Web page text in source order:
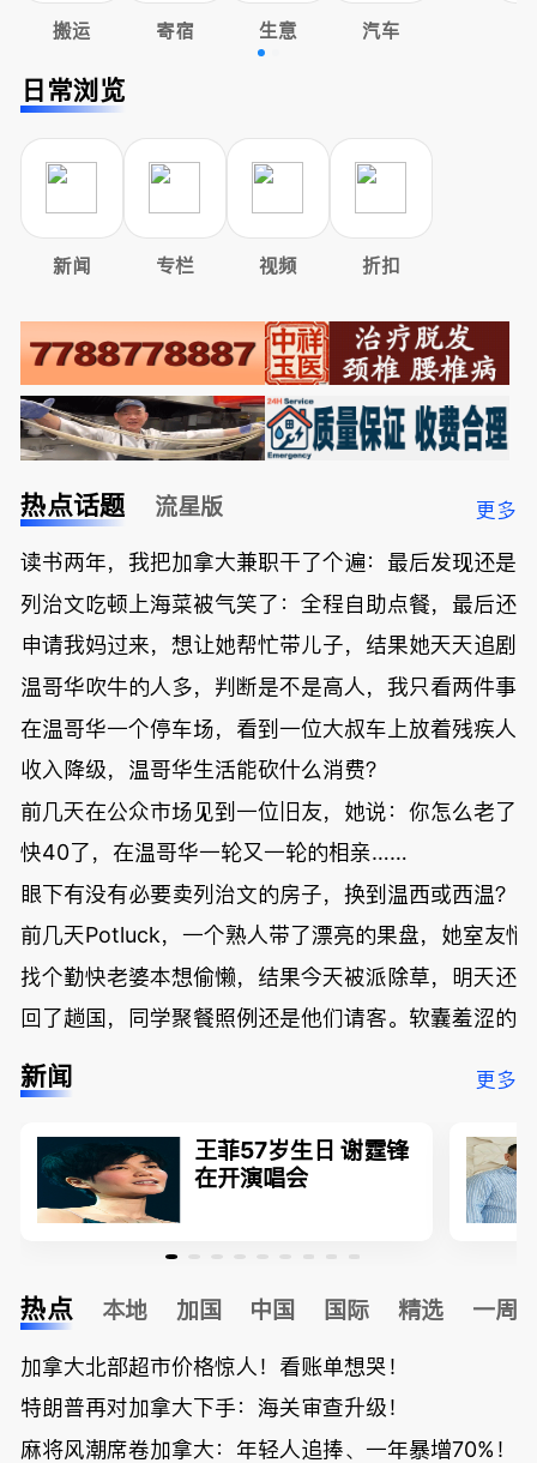
搬运 寄宿 生意 汽车
日常浏览
新闻 专栏 视频 折扣
热点话题 流星版 更多
读书两年，我把加拿大兼职干了个遍：最后发现还是
列治文吃顿上海菜被气笑了：全程自助点餐，最后还
申请我妈过来，想让她帮忙带儿子，结果她天天追剧
温哥华吹牛的人多，判断是不是高人，我只看两件事
在温哥华一个停车场，看到一位大叔车上放着残疾人
收入降级，温哥华生活能砍什么消费？
前几天在公众市场见到一位旧友，她说：你怎么老了
快40了，在温哥华一轮又一轮的相亲……
眼下有没有必要卖列治文的房子，换到温西或西温？
前几天Potluck，一个熟人带了漂亮的果盘，她室友悄
找个勤快老婆本想偷懒，结果今天被派除草，明天还
回了趟国，同学聚餐照例还是他们请客。软囊羞涩的
新闻 更多
王菲57岁生日 谢霆锋
在开演唱会
热点 本地 加国 中国 国际 精选 一周
加拿大北部超市价格惊人！看账单想哭！
特朗普再对加拿大下手：海关审查升级！
麻将风潮席卷加拿大：年轻人追捧、一年暴增70%！